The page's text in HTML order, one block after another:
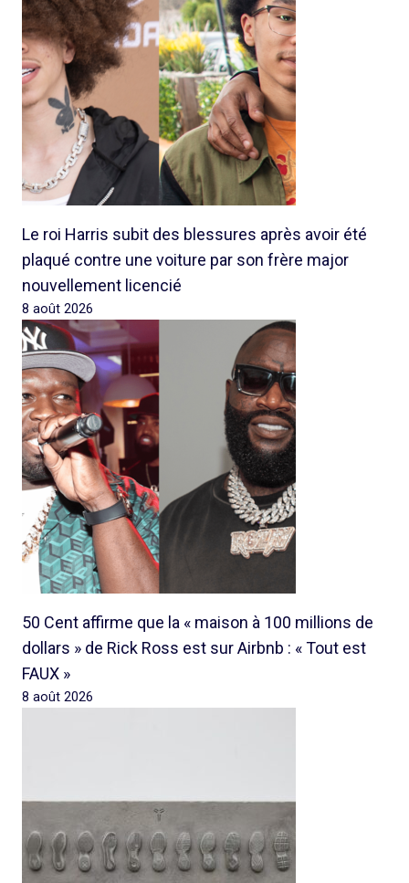
Le roi Harris subit des blessures après avoir été
plaqué contre une voiture par son frère major
nouvellement licencié
8 août 2026
50 Cent affirme que la « maison à 100 millions de
dollars » de Rick Ross est sur Airbnb : « Tout est
FAUX »
8 août 2026